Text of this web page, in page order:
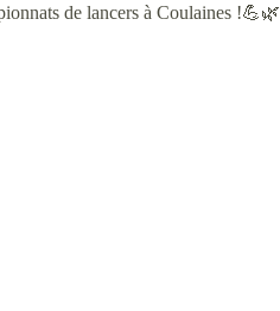
de lancers à Coulaines !💪🌿